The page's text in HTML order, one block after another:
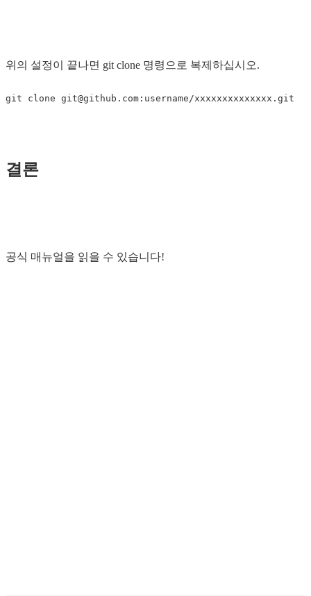
위의 설정이 끝나면 git clone 명령으로 복제하십시오.
git clone git@github.com
결론
공식 매뉴얼을 읽을 수 있습니다!